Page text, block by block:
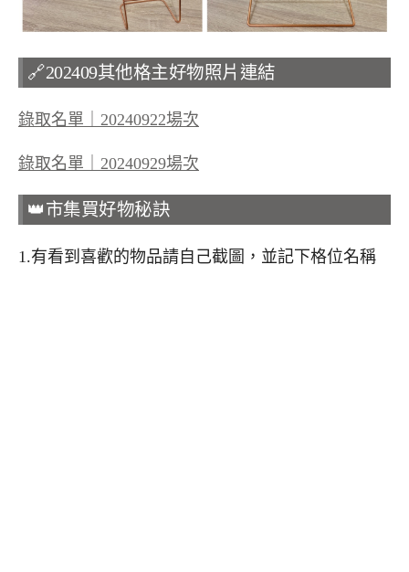
🔗202409其他格主好物照片連結
錄取名單｜20240922場次
錄取名單｜20240929場次
👑市集買好物秘訣
1.有看到喜歡的物品請自己截圖，並記下格位名稱